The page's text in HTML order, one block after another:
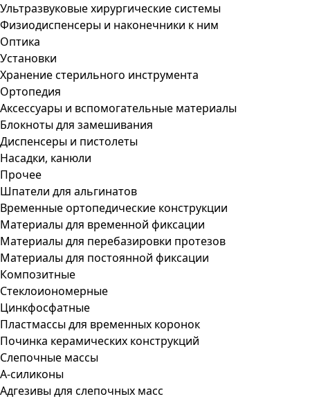
Ультразвуковые хирургические системы
Физиодиспенсеры и наконечники к ним
Оптика
Установки
Хранение стерильного инструмента
Ортопедия
Аксессуары и вспомогательные материалы
Блокноты для замешивания
Диспенсеры и пистолеты
Насадки, канюли
Прочее
Шпатели для альгинатов
Временные ортопедические конструкции
Материалы для временной фиксации
Материалы для перебазировки протезов
Материалы для постоянной фиксации
Композитные
Стеклоиономерные
Цинкфосфатные
Пластмассы для временных коронок
Починка керамических конструкций
Слепочные массы
А-силиконы
Адгезивы для слепочных масс